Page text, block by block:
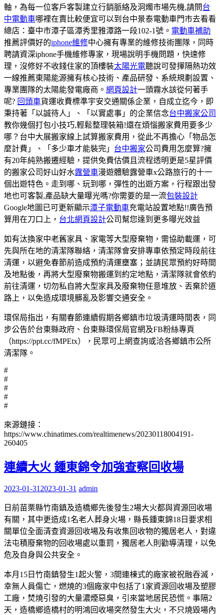
軸，為每一位客戶客製建立行銷脈絡及洞燭市場先機,請問台
中電動車哪裡在賣比較便宜可以到台中景泰電動車門市去看看
總店：臺中市潭子區潭秀里雅潭路一段102-1號。 電動車補助
推薦評價好的iphone維修中心擁有專業的維修技術團隊，同時
聘請資深iphone手機維修專家，現場說明手機問題，快速修
理，沒修好不收錢住家的頂樓裝太陽光電聽說可發揮隔熱功效
一線推薦東陽能源擁有核心技術、產品研發、系統規劃設置、
專業團隊的太陽能發電廠商。 網頁設計一頭霧水該從何著手
呢? 回頭車貨運收費標準宇安交通關係企業，自成立迄今，即
秉持著「以誠待人」、「以實處事」的企業信念台中搬家公司
教你幾個打包小技巧,輕鬆整理裝箱!還在煩惱搬家費用要多少
哪？台中大展搬家線上試算搬家費用，從此不再擔心「物品怎
麼計費」、「多少車才能裝完」 台中搬家公司費用怎麼算?擁
有20年純熟搬遷經驗，提供免費估價且流程透明更是5星評價
的搬家公司好山好水露營車漫遊體驗露營車x公路旅行的十一
個出遊特色。走到哪、玩到哪，彈性的出遊方案，行程跟出發
地也可客製,產品缺大量曝光嗎?你需要的是一流包裝設計
Google地圖已可更新顯示潭子電動車充電站設置地點!!廣告預
算用在刀口上， 台北網頁設計公司幫您達到更多曝光效益
如有汰換家中老舊家具、家電等大型廢棄物，需協助載運，可
先與所在地的清潔隊聯絡，清潔隊會安排專車依預定時段前往
清運，以避免春節前造成預約清運壅塞；並請民眾預約好時間
及地點後，再將大型廢棄物搬運到約定地點，清潔隊就會依約
前往清運，切勿私自將大型家具及廢棄物任意堆放、丟棄於道
路上，以免造成環境髒亂及影響交通安全。
環保局指出，有關春節連續假期各鄉鎮市垃圾清運時間表，同
步公告於台東縣政府、台東縣環保局官網及FB粉絲專頁
（https://ppt.cc/fMPEtx），民眾可上網查詢或洽各鄉鎮市公所
清潔隊。
#
#
#
#
#
來源鏈接：
https://www.chinatimes.com/realtimenews/20230118004191-
260405
連續大火 鍾東錦令加強查察回收場
2023-01-31 2023-01-31 admin
日前苗栗縣竹南鎮及造橋鄉先後發生2場大火都與資源回收場
有關，其中更造成1名老人葬身火場，縣長鍾東錦18日要求相
關單位全面清查資源回收場及有收集回收物的獨居老人，對違
法屯積廢棄物的回收場處以重罰，獨居老人則勸導清理，以免
危及自身與公共安全。
本月15日竹南鎮發生1起火警，3間連棟式的廠家被祝融吞滅，
幸無人員傷亡，燃燒的3個廠家中包括了1家資源回收場及塑膠
工廠，焚燒引發的大量濃煙惡臭，引來當地居民恐慌。事隔2
天，造橋鄉造橋村的明鴻回收場突然發生大火，不只燒毀場內